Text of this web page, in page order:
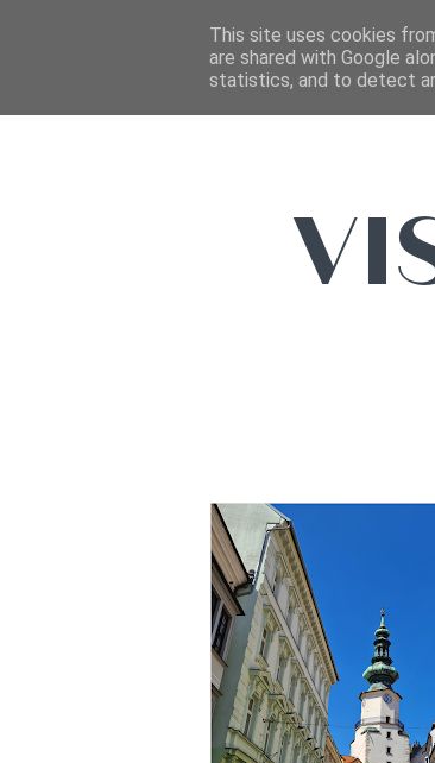
This site uses cookies
are shared with Google
statistics, and to detect